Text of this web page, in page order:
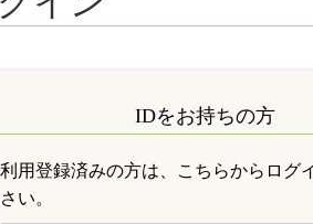
IDをお持ちの方
利用登録済みの方は、こちらからログ
さい。